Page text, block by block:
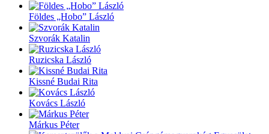
Földes „Hobo” László
Szvorák Katalin
Ruzicska László
Kissné Budai Rita
Kovács László
Márkus Péter